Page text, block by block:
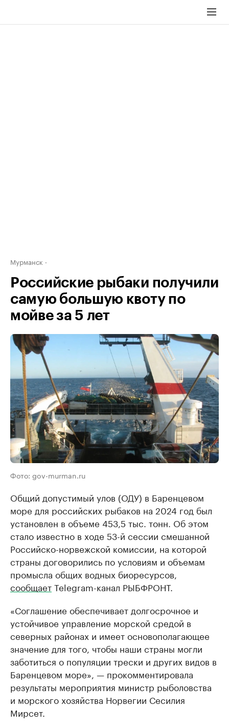
Мурманск
Российские рыбаки получили
самую большую квоту по
мойве за 5 лет
Фото: gov-murman.ru
Общий допустимый улов (ОДУ) в Баренцевом
море для российских рыбаков на 2024 год был
установлен в объеме 453,5 тыс. тонн. Об этом
стало известно в ходе 53-й сессии смешанной
Российско-норвежской комиссии, на которой
страны договорились по условиям и объемам
промысла общих водных биоресурсов,
сообщаетTelegram-канал РЫБФРОНТ.
«Соглашение обеспечивает долгосрочное и
устойчивое управление морской средой в
северных районах и имеет основополагающее
значение для того, чтобы наши страны могли
заботиться о популяции трески и других видов в
Баренцевом море», — прокомментировала
результаты мероприятия министр рыболовства
и морского хозяйства Норвегии Сесилия
Мирсет.